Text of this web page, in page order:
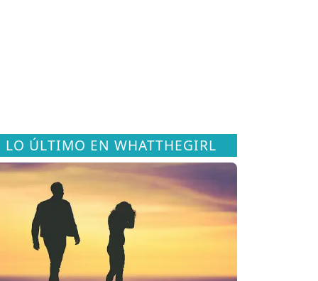
LO ÚLTIMO EN WHATTHEGIRL